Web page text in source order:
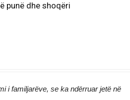
punë dhe shoqëri
i familjarëve, se ka ndërruar jetë në